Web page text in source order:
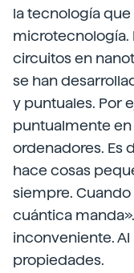
la tecnología que
microtecnología.
circuitos en
se han
y puntuales. Por
puntualmente en
ordenadores. Es
hace cosas
siempre. Cuando
cuántica
inconveniente. Al
propiedades.